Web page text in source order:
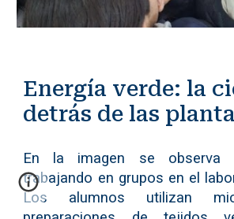
Energía verde: la
detrás de las
En la imagen se observa
trabajando en grupos en el
Los alumnos utilizan